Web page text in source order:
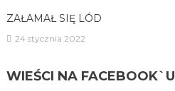
ZAŁAMAŁ SIĘ LÓD
24 stycznia 2022
WIEŚCI NA FACEBOOK`U